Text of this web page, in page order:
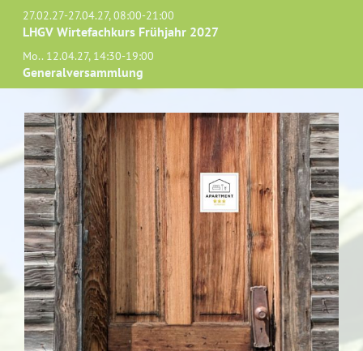
27.02.27-27.04.27, 08:00-21:00
LHGV Wirtefachkurs Frühjahr 2027
Mo.. 12.04.27, 14:30-19:00
Generalversammlung